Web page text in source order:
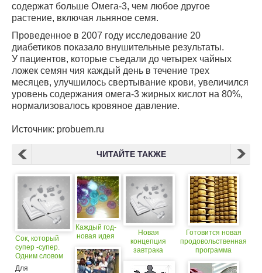
содержат больше Омега-3, чем любое другое
растение, включая льняное семя.
Проведенное в 2007 году исследование 20
диабетиков показало внушительные результаты.
У пациентов, которые съедали до четырех чайных
ложек семян чия каждый день в течение трех
месяцев, улучшилось свертывание крови, увеличился
уровень содержания омега-3 жирных кислот на 80%,
нормализовалось кровяное давление.
Источник: probuem.ru
ЧИТАЙТЕ ТАКЖЕ
Сок, который
супер -супер.
Одним словом
супер сок
Для
Каждый год-
новая идея
Новая
концепция
завтрака
Готовится новая
продовольственная
программа